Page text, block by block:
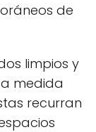
de
limpios y
medida
recurran